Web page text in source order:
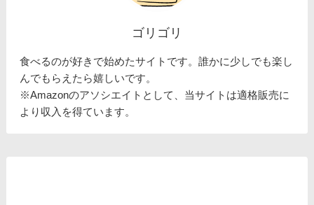
ゴリゴリ
食べるのが好きで始めたサイトです。誰かに少しでも楽し
んでもらえたら嬉しいです。
※Amazonのアソシエイトとして、当サイトは適格販売に
より収入を得ています。